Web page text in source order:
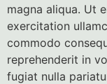
magna aliqua. Ut
exercitation
commodo
reprehenderit in
fugiat nulla